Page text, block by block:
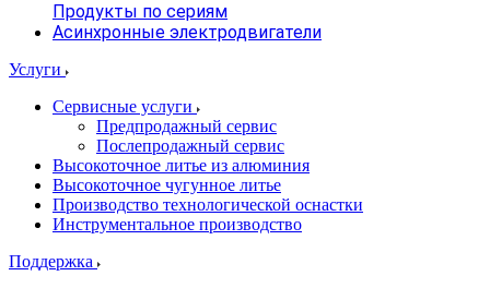
Продукты по сериям
Асинхронные электродвигатели
Услуги
Сервисные услуги
Предпродажный сервис
Послепродажный сервис
Высокоточное литье из алюминия
Высокоточное чугунное литье
Производство технологической оснастки
Инструментальное производство
Поддержка